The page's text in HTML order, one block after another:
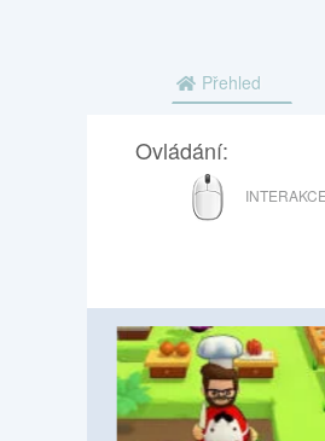
Přehled
Ovládání:
MYŠ